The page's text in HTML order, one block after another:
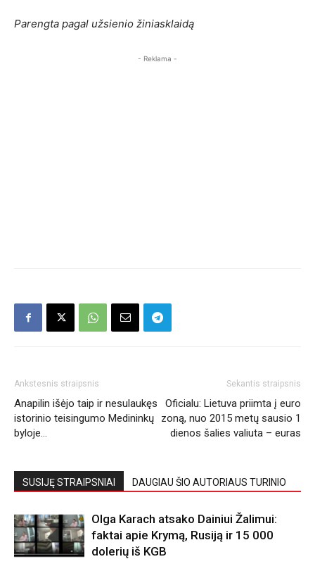
Parengta pagal užsienio žiniasklaidą
- Reklama -
Ankstesnis straipsnis
Anapilin išėjo taip ir nesulaukęs
istorinio teisingumo Medininkų
byloje…
Sekantis straipsnis
Oficialu: Lietuva priimta į euro
zoną, nuo 2015 metų sausio 1
dienos šalies valiuta – euras
SUSIJĘ STRAIPSNIAI DAUGIAU ŠIO AUTORIAUS TURINIO
Olga Karach atsako Dainiui Žalimui:
faktai apie Krymą, Rusiją ir 15 000
dolerių iš KGB